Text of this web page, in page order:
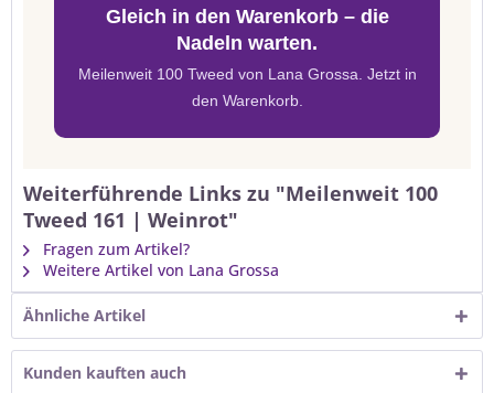
Gleich in den Warenkorb – die
Nadeln warten.
Meilenweit 100 Tweed von Lana Grossa. Jetzt in
den Warenkorb.
Weiterführende Links zu "Meilenweit 100
Tweed 161 | Weinrot"
Fragen zum Artikel?
Weitere Artikel von Lana Grossa
Ähnliche Artikel
Kunden kauften auch